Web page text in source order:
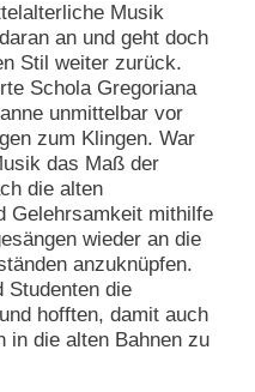
Musik
an und geht doch
Stil weiter zurück.
Schola Gregoriana
unmittelbar vor
zum Klingen. War
das Maß der
die alten
Gelehrsamkeit mithilfe
wieder an die
anzuknüpfen.
Studenten die
hofften, damit auch
in die alten Bahnen zu